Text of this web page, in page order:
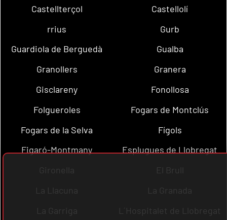
Castellterçol
Castellolí
rrius
Gurb
Guardiola de Berguedà
Gualba
Granollers
Granera
Gisclareny
Fonollosa
Folgueroles
Fogars de Montclús
Fogars de la Selva
Fígols
Figaró-Montmany
Esplugues de Llobregat
Gironella
El Brull
La Llacuna
La Granada
La Garriga
L´Hospitalet de Llobregat